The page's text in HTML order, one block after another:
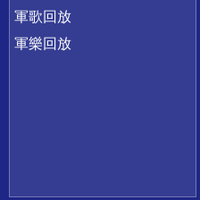
軍歌回放
軍樂回放